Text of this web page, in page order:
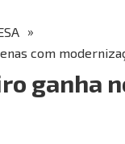
»
com
ganha